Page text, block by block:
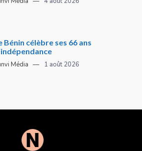
Bénin célèbre ses 66 ans
Média 1 août 2026